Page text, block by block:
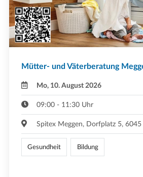
Mütter- und Väterberatung
Mo, 10. August 2026
09:00 - 11:30 Uhr
Spitex Meggen, Dorfplatz 5, 6045
Gesundheit Bildung